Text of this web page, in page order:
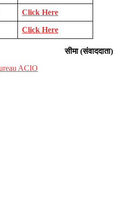
Click Here
Click Here
सीमा (संवाददाता)
ACIO